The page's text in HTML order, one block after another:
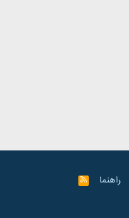
راهنما
R
S